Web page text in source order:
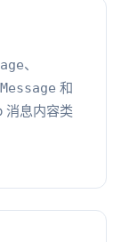
、
和
消息内容类